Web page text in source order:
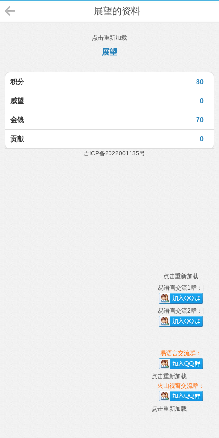
展望的资料
点击重新加载
展望
80
积分
0
威望
70
金钱
0
贡献
点击重新加载
易语言交流1群：|
易语言交流2群：|
易语言交流群：
点击重新加载
火山视窗交流群：
点击重新加载
吉ICP备2022001135号